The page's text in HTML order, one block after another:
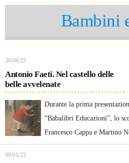
Bambini
30/06/23
Antonio Faeti. Nel castello delle
belle avvelenate
Durante la prima
“Babalibri Educazioni”, lo
Francesco Cappa e Martino
09/01/23